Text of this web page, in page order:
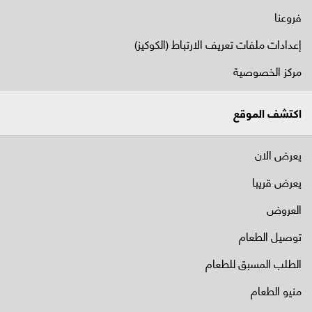
فروعنا
إعدادات ملفات تعريف الارتباط (الكوكيز)
مركز الخصوصية
اكتشف الموقع
يعرض الان
يعرض قريبا
العروض
توصيل الطعام
الطلب المسبق للطعام
منيو الطعام